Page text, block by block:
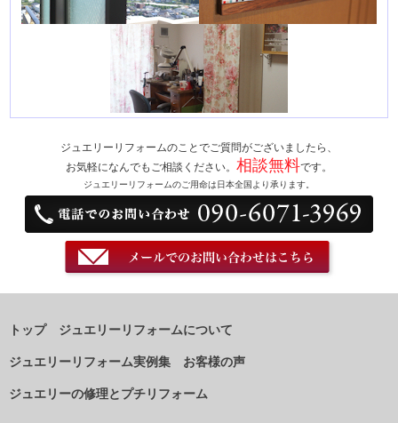
ジュエリーリフォームのことでご質問がございましたら、
お気軽になんでもご相談ください。 相談無料です。
ジュエリーリフォームのご用命は日本全国より承ります。
トップ ジュエリーリフォームについて
ジュエリーリフォーム実例集 お客様の声
ジュエリーの修理とプチリフォーム